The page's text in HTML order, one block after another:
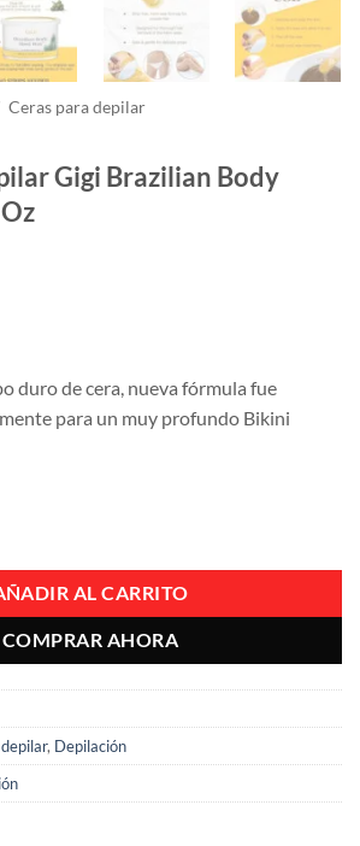
Ceras para depilar
Gigi Brazilian Body
duro de cera, nueva fórmula fue
para un muy profundo Bikini
AL CARRITO
COMPRAR AHORA
, Depilación